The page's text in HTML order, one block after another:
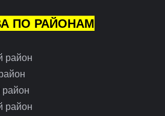
ПО РАЙОНАМ
район
район
район